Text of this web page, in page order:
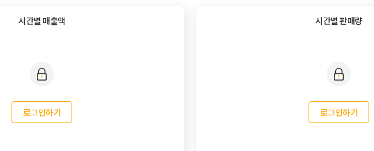
시간별 매출액
로그인하기
시간별 판매량
로그인하기